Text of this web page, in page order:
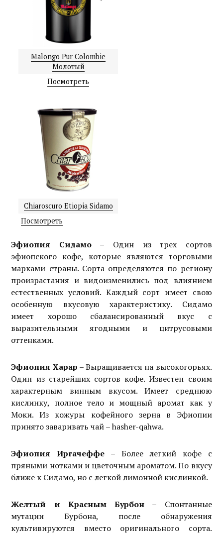
Malongo Pur Colombie
Молотый
Посмотреть
Chiaroscuro Etiopia Sidamo
Посмотреть
Эфиопия Сидамо– Один из трех сортов
эфиопского кофе, которые являются торговыми
марками страны. Сорта определяются по региону
произрастания и видоизменились под влиянием
естественных условий. Каждый сорт имеет свою
особенную вкусовую характеристику. Сидамо
имеет хорошо сбалансированный вкус с
выразительными ягодными и цитрусовыми
оттенками.
Эфиопия Харар – Выращивается на высокогорьях.
Один из старейших сортов кофе. Известен своим
характерным винным вкусом. Имеет среднюю
кислинку, полное тело и мощный аромат как у
Моки. Из кожуры кофейного зерна в Эфиопии
принято заваривать чай – hasher-qahwa.
Эфиопия Иргачеффе – Более легкий кофе с
пряными нотками и цветочным ароматом. По вкусу
ближе к Сидамо, но с легкой лимонной кислинкой.
Желтый и Красным Бурбон – Спонтанные
мутации Бурбона, после обнаружения
культивируются вместо оригинального сорта.